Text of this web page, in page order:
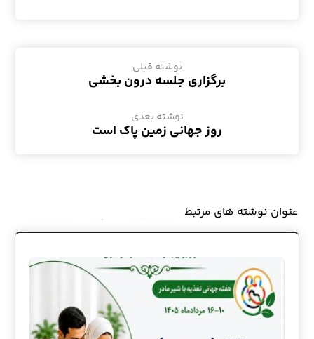
نوشته قبلی
برگزاری جلسه درون بخشی
نوشته بعدی
روز جهانی زمین پاک است
عنوان ‫نوشته های مرتبط